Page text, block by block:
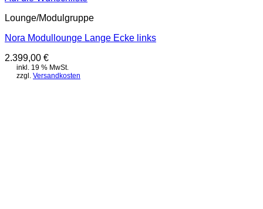
Lounge/Modulgruppe
Nora Modullounge Lange Ecke links
2.399,00 €
inkl. 19 % MwSt.
zzgl. Versandkosten